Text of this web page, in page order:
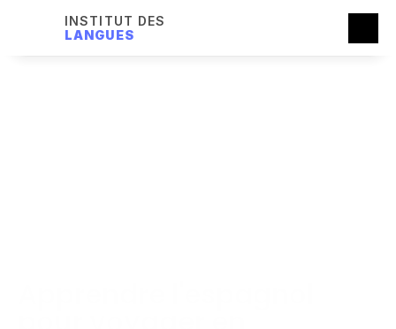
INSTITUT DES
LANGUES